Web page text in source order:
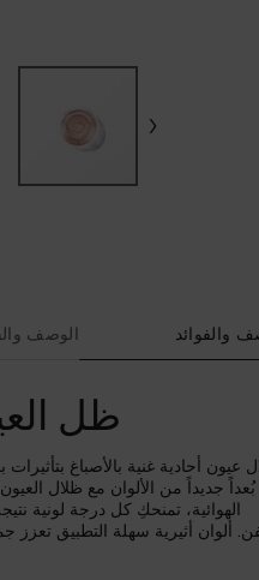
والفوائد الوصف
ظل
عيون أحادية غنية بالأصباغ
بُعداً جديداً من الألوان مع ظلال العيون
الهوائية، تمنحكِ كل درجة لونية
ألوان أثيرية سهلة التطبيق